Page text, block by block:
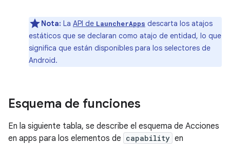
Nota: La API de LauncherApps descarta los atajos
estáticos que se declaran como atajo de entidad, lo que
significa que están disponibles para los selectores de
Android.
Esquema de funciones
En la siguiente tabla, se describe el esquema de Acciones
en apps para los elementos de capability en